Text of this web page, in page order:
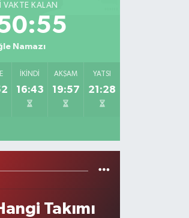
VAKTE KALAN
Namazı
İKINDI
16:43
AKŞAM
19:57
YATSI
21:28
Takımı